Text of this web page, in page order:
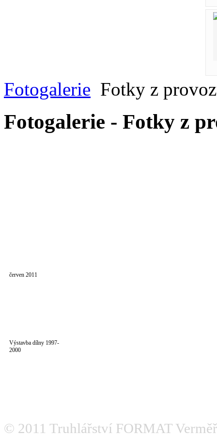
Fotogalerie Fotky z
Fotogalerie - Fotky z
červen 2011
Výstavba dílny 1997-
2000
© 2011 Truhlářství FORMAT